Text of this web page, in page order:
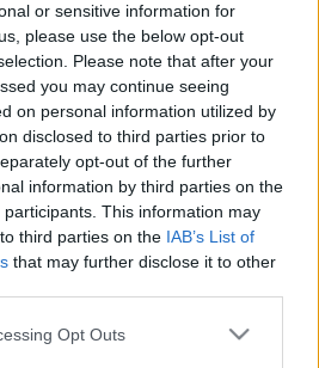
or sensitive information for
please use the below opt-out
Please note that after your
you may continue seeing
on personal information utilized by
disclosed to third parties prior to
opt-out of the further
information by third parties on the
participants. This information may
third parties on the IAB’s List of
that may further disclose it to other
app uses one or more Google
Opt Outs
το ΕΘΝΟΣ στη Google
ένα
για να προετοιμάσει τον
επιστροφή της La Liga
Με φόντο την επιστροφή
στη δράση, η
αναφέρεται στην